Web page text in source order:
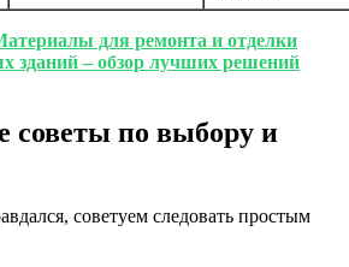
для ремонта и отделки
зданий – обзор лучших решений
советы по выбору и
советуем следовать простым